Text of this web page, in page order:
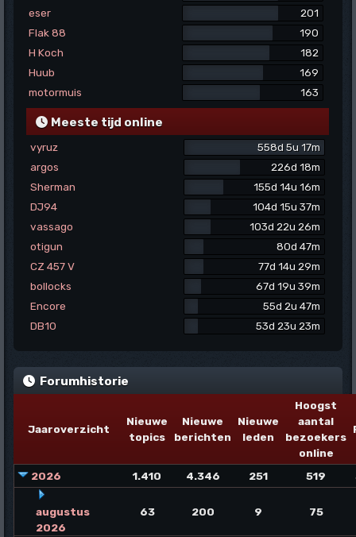
eser
201
Flak 88
190
H Koch
182
Huub
169
motormuis
163
Meeste tijd online
vyruz
558d 5u 17m
argos
226d 18m
Sherman
155d 14u 16m
DJ94
104d 15u 37m
vassago
103d 22u 26m
otigun
80d 47m
CZ 457 V
77d 14u 29m
bollocks
67d 19u 39m
Encore
55d 2u 47m
DB10
53d 23u 23m
Forumhistorie
Jaaroverzicht
Nieuwe
topics
Nieuwe
berichten
Nieuwe
leden
Hoogst
aantal
bezoekers
online
2026 1.410 4.346 251 519
augustus
2026
63 200 9 75